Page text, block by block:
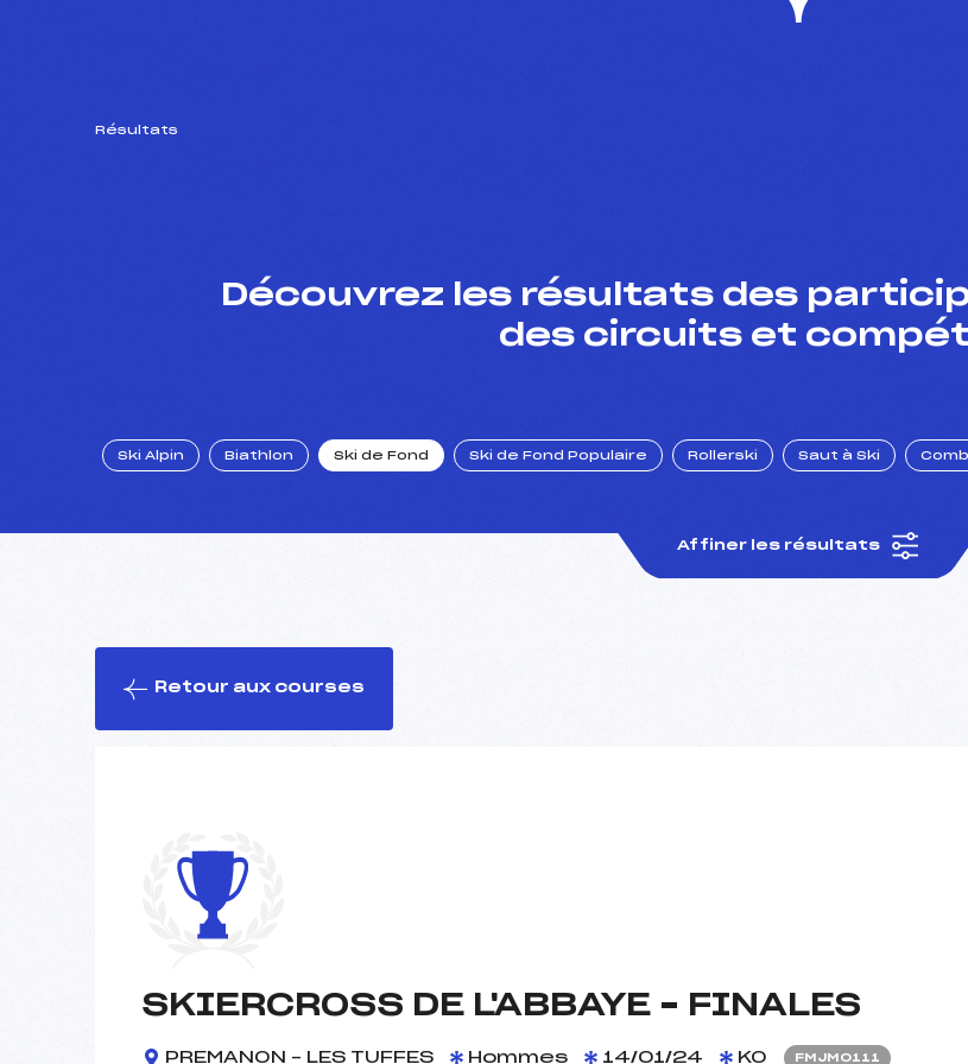
Résultats
Découvrez les résultats des
des circuits et
Ski Alpin Biathlon Ski de Fond Ski de Fond Populaire Rollerski Saut à Ski
Affiner les résultats
Retour aux courses
SKIERCROSS DE L'ABBAYE – FINALES
PREMANON – LES TUFFES Hommes 14/01/24 KO FMJM0111